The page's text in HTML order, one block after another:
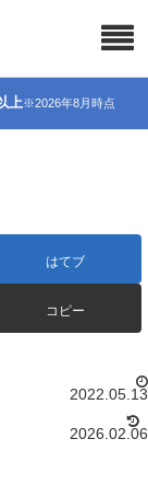
上※2026年8月時点
はてブ
コピー
2022.05.13
2026.02.06